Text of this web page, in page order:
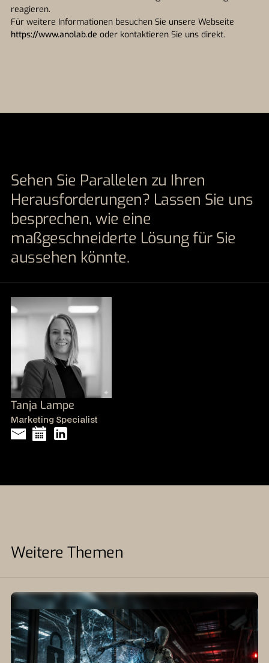
reagieren.
Für weitere Informationen besuchen Sie unsere Webseite
https://www.anolab.de oder kontaktieren Sie uns direkt.
Sehen Sie Parallelen zu Ihren
Herausforderungen? Lassen Sie uns
besprechen, wie eine
maßgeschneiderte Lösung für Sie
aussehen könnte.
Tanja Lampe
Marketing Specialist
Weitere Themen